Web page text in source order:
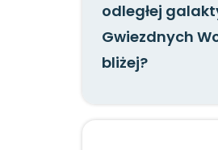
odległej
Gwiezdnych
bliżej?